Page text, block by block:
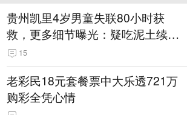
贵州凯里4岁男童失联80小时获
救，更多细节曝光：疑吃泥土续
命，搜救至20米附近错过多找3天
15
老彩民18元套餐票中大乐透721万
购彩全凭心情